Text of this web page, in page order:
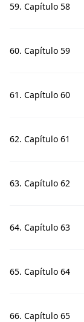
59. Capítulo 58
60. Capítulo 59
61. Capítulo 60
62. Capítulo 61
63. Capítulo 62
64. Capítulo 63
65. Capítulo 64
66. Capítulo 65